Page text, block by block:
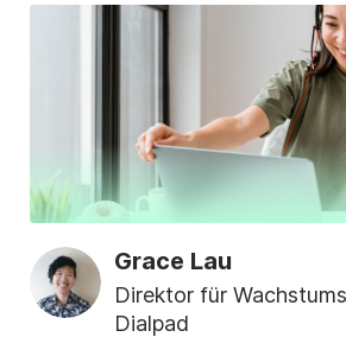
Grace Lau
Direktor für
Dialpad